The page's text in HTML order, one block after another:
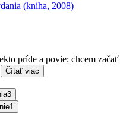
(kniha, 2008)
príde a povie: chcem
Čítať viac
3
1